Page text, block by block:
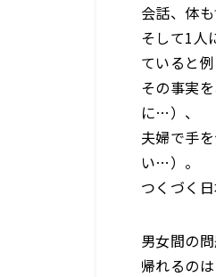
会話、体も
そして1人
ていると
その事実
に…）、
夫婦で手
い…）。
つくづく
男女間の
帰れるの